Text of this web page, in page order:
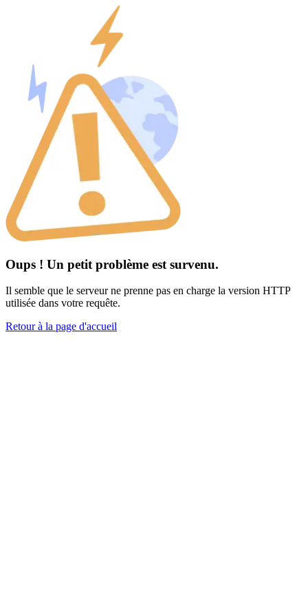
Oups ! Un petit problème est survenu.
Il semble que le serveur ne prenne pas en charge la version HTTP
utilisée dans votre requête.
Retour à la page d'accueil